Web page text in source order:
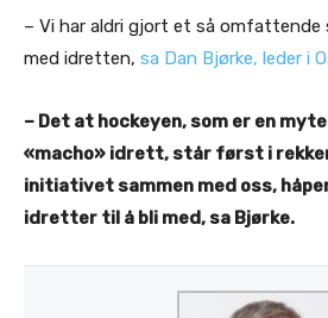
– Vi har aldri gjort et så omfattende
med idretten, sa Dan Bjørke, leder i
– Det at hockeyen, som er en
«macho» idrett, står først i
initiativet sammen med oss,
idretter til å bli med, sa Bjørke.